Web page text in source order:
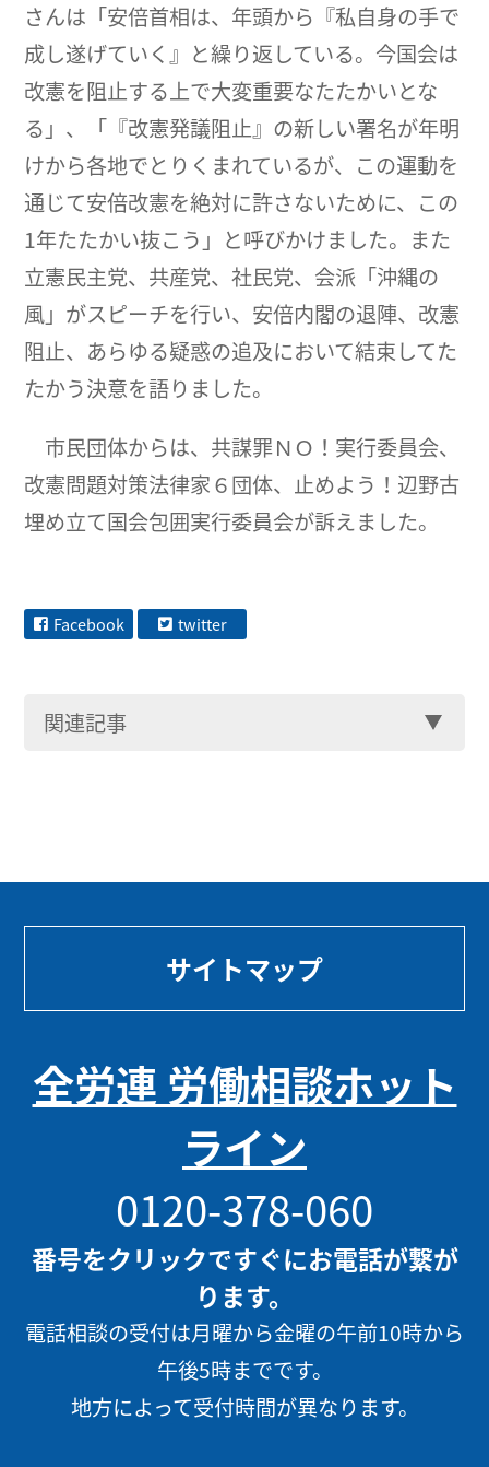
さんは「安倍首相は、年頭から『私自身の手で
成し遂げていく』と繰り返している。今国会は
改憲を阻止する上で大変重要なたたかいとな
る」、「『改憲発議阻止』の新しい署名が年明
けから各地でとりくまれているが、この運動を
通じて安倍改憲を絶対に許さないために、この
1年たたかい抜こう」と呼びかけました。また
立憲民主党、共産党、社民党、会派「沖縄の
風」がスピーチを行い、安倍内閣の退陣、改憲
阻止、あらゆる疑惑の追及において結束してた
たかう決意を語りました。
市民団体からは、共謀罪ＮＯ！実行委員会、
改憲問題対策法律家６団体、止めよう！辺野古
埋め立て国会包囲実行委員会が訴えました。
Facebook twitter
関連記事
サイトマップ
全労連 労働相談ホット
ライン
0120-378-060
番号をクリックですぐにお電話が繋が
ります。
電話相談の受付は月曜から金曜の午前10時から
午後5時までです。
地方によって受付時間が異なります。